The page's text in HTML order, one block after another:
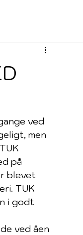
ved
men
på
blevet
TUK
i godt
ved åen